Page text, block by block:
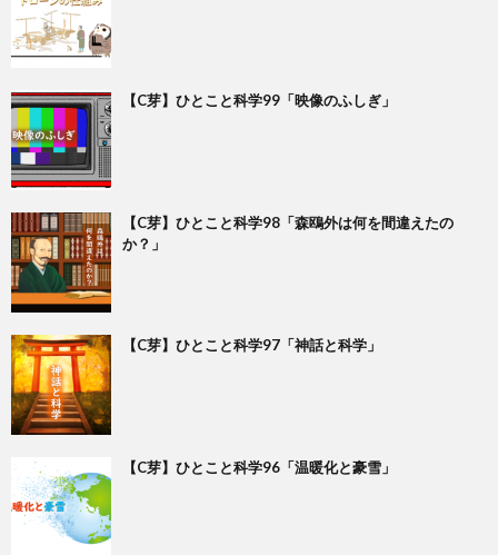
【C芽】ひとこと科学99「映像のふしぎ」
【C芽】ひとこと科学98「森鴎外は何を間違えたの
か？」
【C芽】ひとこと科学97「神話と科学」
【C芽】ひとこと科学96「温暖化と豪雪」